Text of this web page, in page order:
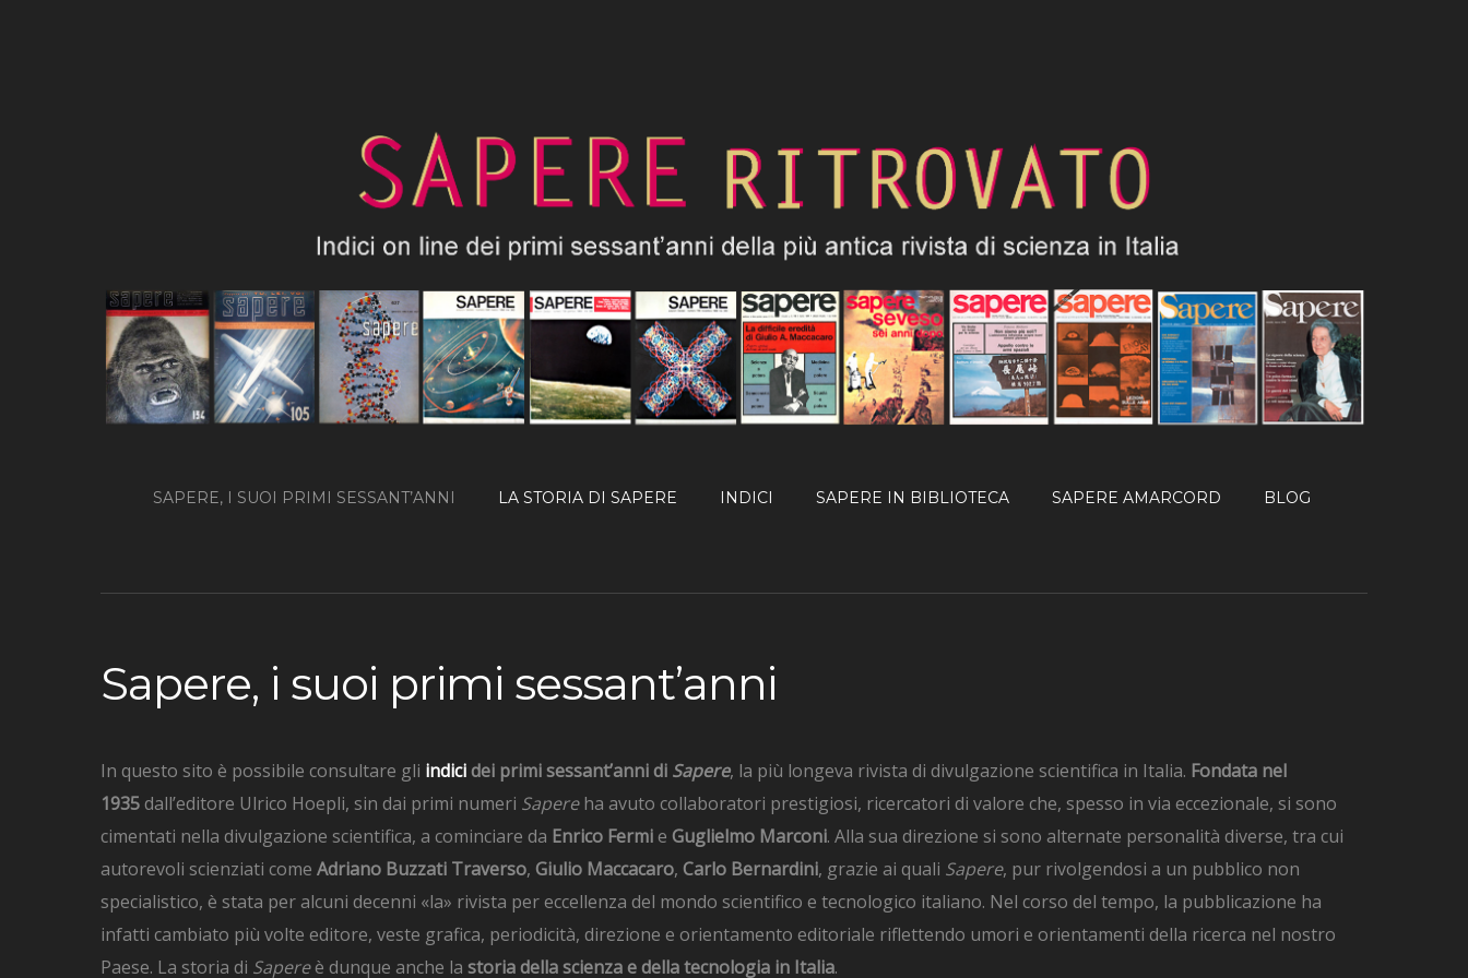
SAPERE, I SUOI PRIMI SESSANT’ANNI LA STORIA DI SAPERE INDICI SAPERE IN BIBLIOTECA SAPERE AMARCORD BLOG
Sapere, i suoi primi sessant’anni
In questo sito è possibile consultare gli indicidei primi sessant’anni di Sapere, la più longeva rivista di divulgazione scientifica in Italia. Fondata nel
1935dall’editore Ulrico Hoepli, sin dai primi numeri Sapereha avuto collaboratori prestigiosi, ricercatori di valore che, spesso in via eccezionale, si sono
cimentati nella divulgazione scientifica, a cominciare da Enrico Fermie Guglielmo Marconi. Alla sua direzione si sono alternate personalità diverse, tra cui
autorevoli scienziati come Adriano Buzzati Traverso, Giulio Maccacaro, Carlo Bernardini, grazie ai quali Sapere, pur rivolgendosi a un pubblico non
specialistico, è stata per alcuni decenni «la» rivista per eccellenza del mondo scientifico e tecnologico italiano. Nel corso del tempo, la pubblicazione ha
infatti cambiato più volte editore, veste grafica, periodicità, direzione e orientamento editoriale riflettendo umori e orientamenti della ricerca nel nostro
Paese. La storia di Sapereè dunque anche la storia della scienza e della tecnologia in Italia.